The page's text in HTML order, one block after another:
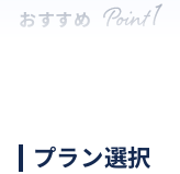
おすすめ
プラン選択